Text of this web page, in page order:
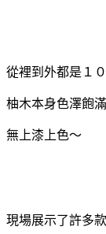
從裡到外都是１
柚木本身色澤飽
無上漆上色～
現場展示了許多